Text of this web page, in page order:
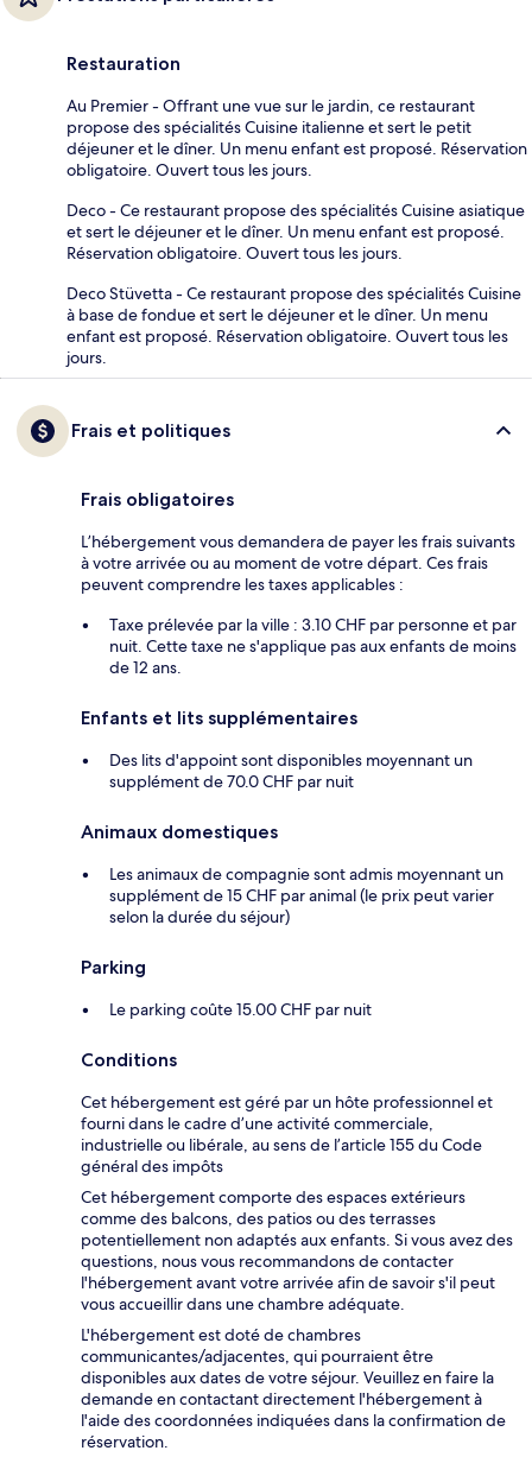
Restauration
Au Premier - Offrant une vue sur le jardin, ce restaurant
propose des spécialités Cuisine italienne et sert le petit
déjeuner et le dîner. Un menu enfant est proposé. Réservation
obligatoire. Ouvert tous les jours.
Deco - Ce restaurant propose des spécialités Cuisine asiatique
et sert le déjeuner et le dîner. Un menu enfant est proposé.
Réservation obligatoire. Ouvert tous les jours.
Deco Stüvetta - Ce restaurant propose des spécialités Cuisine
à base de fondue et sert le déjeuner et le dîner. Un menu
enfant est proposé. Réservation obligatoire. Ouvert tous les
jours.
Frais et politiques
Frais obligatoires
L’hébergement vous demandera de payer les frais suivants
à votre arrivée ou au moment de votre départ. Ces frais
peuvent comprendre les taxes applicables :
Taxe prélevée par la ville : 3.10 CHF par personne et par
nuit. Cette taxe ne s'applique pas aux enfants de moins
de 12 ans.
Enfants et lits supplémentaires
Des lits d'appoint sont disponibles moyennant un
supplément de 70.0 CHF par nuit
Animaux domestiques
Les animaux de compagnie sont admis moyennant un
supplément de 15 CHF par animal (le prix peut varier
selon la durée du séjour)
Parking
Le parking coûte 15.00 CHF par nuit
Conditions
Cet hébergement est géré par un hôte professionnel et
fourni dans le cadre d’une activité commerciale,
industrielle ou libérale, au sens de l’article 155 du Code
général des impôts
Cet hébergement comporte des espaces extérieurs
comme des balcons, des patios ou des terrasses
potentiellement non adaptés aux enfants. Si vous avez des
questions, nous vous recommandons de contacter
l'hébergement avant votre arrivée afin de savoir s'il peut
vous accueillir dans une chambre adéquate.
L'hébergement est doté de chambres
communicantes/adjacentes, qui pourraient être
disponibles aux dates de votre séjour. Veuillez en faire la
demande en contactant directement l'hébergement à
l'aide des coordonnées indiquées dans la confirmation de
réservation.